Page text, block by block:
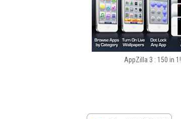
AppZilla 3 : 150 in 1!